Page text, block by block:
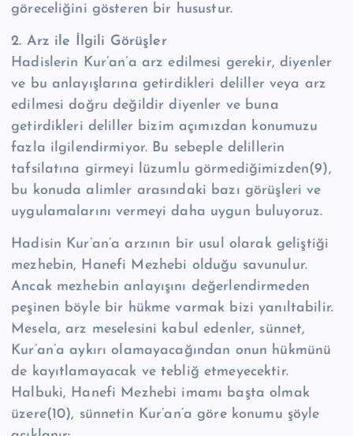
göreceliğini gösteren bir husustur.
2. Arz ile İlgili Görüşler
Hadislerin Kur’an’a arz edilmesi gerekir, diyenler
ve bu anlayışlarına getirdikleri deliller veya arz
edilmesi doğru değildir diyenler ve buna
getirdikleri deliller bizim açımızdan konumuzu
fazla ilgilendirmiyor. Bu sebeple delillerin
tafsilatına girmeyi lüzumlu görmediğimizden(9),
bu konuda alimler arasındaki bazı görüşleri ve
uygulamalarını vermeyi daha uygun buluyoruz.
Hadisin Kur’an’a arzının bir usul olarak geliştiği
mezhebin, Hanefi Mezhebi olduğu savunulur.
Ancak mezhebin anlayışını değerlendirmeden
peşinen böyle bir hükme varmak bizi yanıltabilir.
Mesela, arz meselesini kabul edenler, sünnet,
Kur’an’a aykırı olamayacağından onun hükmünü
de kayıtlamayacak ve tebliğ etmeyecektir.
Halbuki, Hanefi Mezhebi imamı başta olmak
üzere(10), sünnetin Kur’an’a göre konumu şöyle